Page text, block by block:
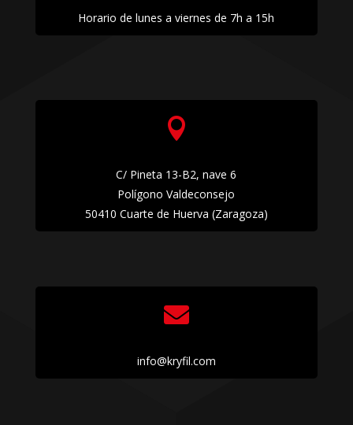
Horario de lunes a viernes de 7h a 15h

C/ Pineta 13-B2, nave 6
Polígono Valdeconsejo
50410 Cuarte de Huerva (Zaragoza)

info@kryfil.com